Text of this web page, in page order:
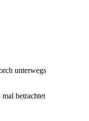
unterwegs
betrachtet